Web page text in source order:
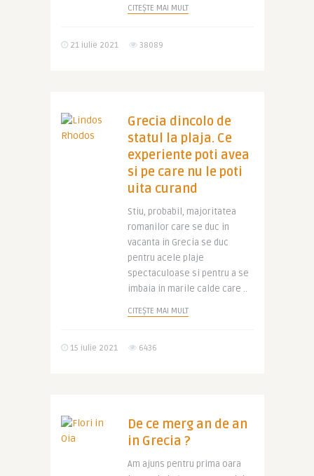
CITEȘTE MAI MULT
21 iulie 2021 38089
Grecia dincolo de
statul la plaja. Ce
experiente poti avea
si pe care nu le poti
uita curand
Stiu, probabil, majoritatea
romanilor care se duc in
vacanta in Grecia se duc
pentru acele plaje
spectaculoase si pentru a se
imbaia in marile calde care ..
CITEȘTE MAI MULT
15 iulie 2021 6436
De ce merg an de an
in Grecia ?
Am ajuns pentru prima oara